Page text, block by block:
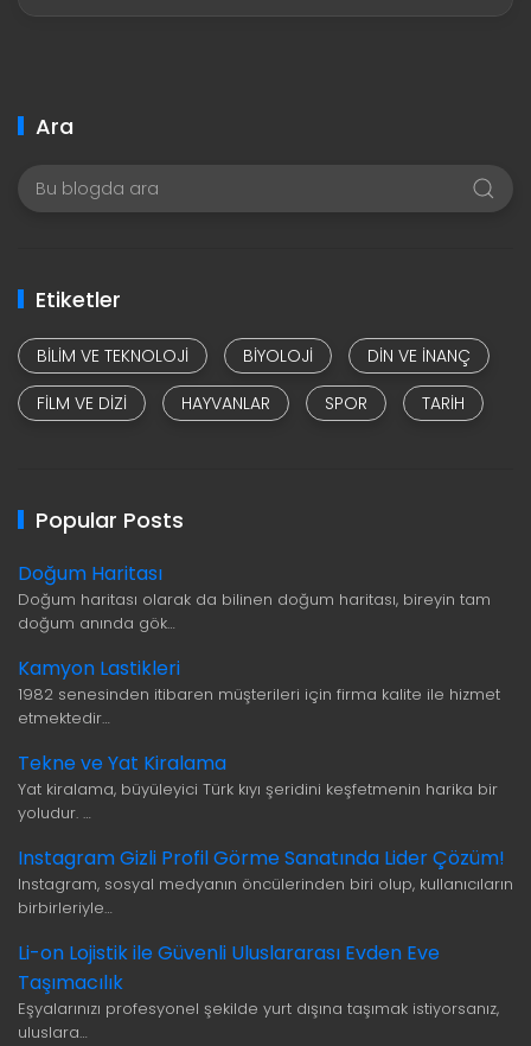
Ara
Etiketler
BILIM VE TEKNOLOJI BIYOLOJI
DIN VE INANÇ
FILM VE DIZI
HAYVANLAR SPOR TARIH
Popular Posts
Doğum Haritası
Doğum haritası olarak da bilinen doğum haritası, bireyin tam
doğum anında gök…
Kamyon Lastikleri
1982 senesinden itibaren müşterileri için firma kalite ile hizmet
etmektedir…
Tekne ve Yat Kiralama
Yat kiralama, büyüleyici Türk kıyı şeridini keşfetmenin harika bir
yoludur. …
Instagram Gizli Profil Görme Sanatında Lider Çözüm!
Instagram, sosyal medyanın öncülerinden biri olup, kullanıcıların
birbirleriyle…
Li-on Lojistik ile Güvenli Uluslararası Evden Eve
Taşımacılık
Eşyalarınızı profesyonel şekilde yurt dışına taşımak istiyorsanız,
uluslara…